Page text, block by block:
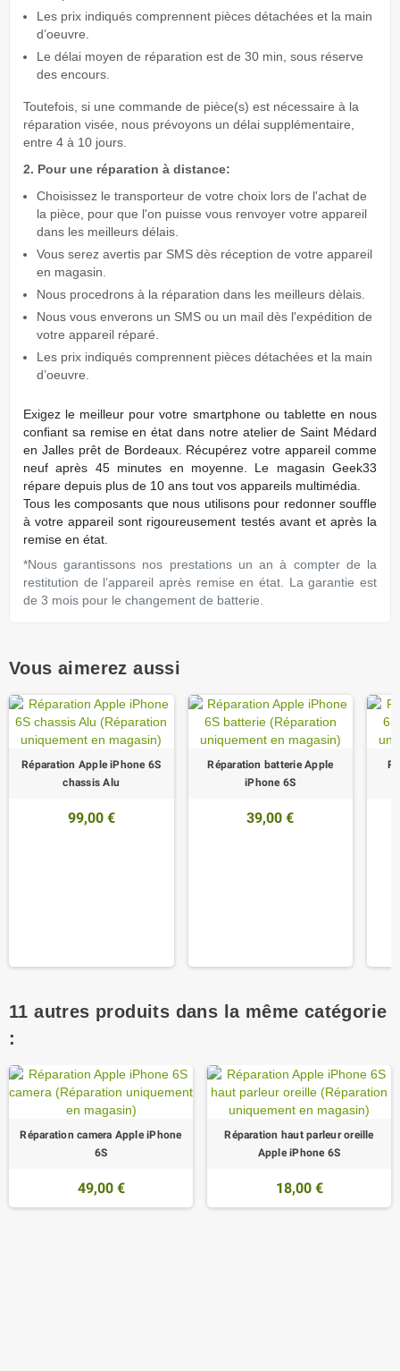
Les prix indiqués comprennent pièces détachées et la main
d’oeuvre.
Le délai moyen de réparation est de 30 min, sous réserve
des encours.
Toutefois, si une commande de pièce(s) est nécessaire à la
réparation visée, nous prévoyons un délai supplémentaire,
entre 4 à 10 jours.
2. Pour une réparation à distance:
Choisissez le transporteur de votre choix lors de l'achat de
la pièce, pour que l'on puisse vous renvoyer votre appareil
dans les meilleurs délais.
Vous serez avertis par SMS dès réception de votre appareil
en magasin.
Nous procedrons à la réparation dans les meilleurs dèlais.
Nous vous enverons un SMS ou un mail dès l'expédition de
votre appareil réparé.
Les prix indiqués comprennent pièces détachées et la main
d’oeuvre.
Exigez le meilleur pour votre smartphone ou tablette en nous
conﬁant sa remise en état dans notre atelier de Saint Médard
en Jalles prêt de Bordeaux. Récupérez votre appareil comme
neuf après 45 minutes en moyenne. Le magasin Geek33
répare depuis plus de 10 ans tout vos appareils multimédia.
Tous les composants que nous utilisons pour redonner souffle
à votre appareil sont rigoureusement testés avant et après la
remise en état.
*Nous garantissons nos prestations un an à compter de la
restitution de l’appareil après remise en état. La garantie est
de 3 mois pour le changement de batterie.
Vous aimerez aussi
Réparation Apple iPhone 6S
chassis Alu
99,00 €
Réparation batterie Apple
iPhone 6S
39,00 €
11 autres produits dans la même catégorie
:
Réparation camera Apple iPhone
6S
49,00 €
Réparation haut parleur oreille
Apple iPhone 6S
18,00 €